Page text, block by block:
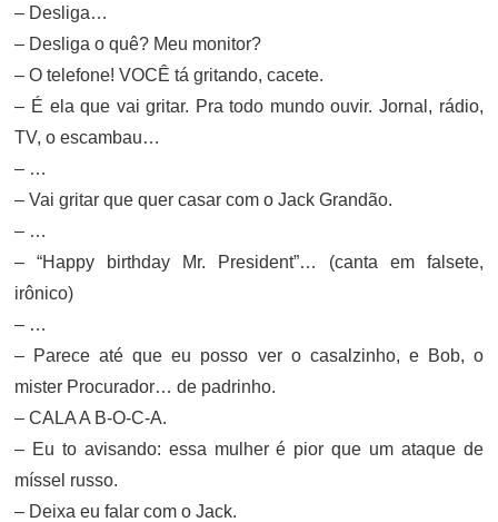
– Desliga…
– Desliga o quê? Meu monitor?
– O telefone! VOCÊ tá gritando, cacete.
– É ela que vai gritar. Pra todo mundo ouvir. Jornal, rádio,
TV, o escambau…
– …
– Vai gritar que quer casar com o Jack Grandão.
– …
– “Happy birthday Mr. President”… (canta em falsete,
irônico)
– …
– Parece até que eu posso ver o casalzinho, e Bob, o
mister Procurador… de padrinho.
– CALA A B-O-C-A.
– Eu to avisando: essa mulher é pior que um ataque de
míssel russo.
– Deixa eu falar com o Jack.